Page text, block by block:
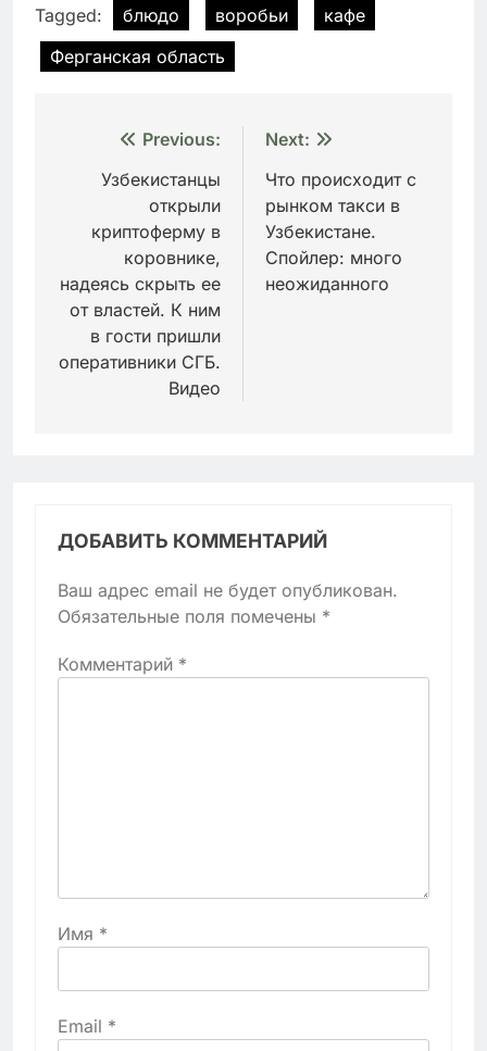
Tagged: блюдо воробьи
кафе
Ферганская область
Навигация
записям
Previous:
Узбекистанцы
открыли
криптоферму в
коровнике,
надеясь скрыть ее
от властей. К ним
в гости пришли
оперативники СГБ.
Видео
Next:
Что происходит с
рынком такси в
Узбекистане.
Спойлер: много
неожиданного
ДОБАВИТЬ КОММЕНТАРИЙ
Ваш адрес email не будет опубликован.
Обязательные поля помечены *
Комментарий *
Имя *
Email *